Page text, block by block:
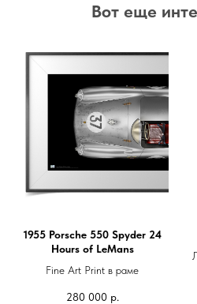
Вот еще
1955 Porsche 550 Spyder 24
Hours of LeMans
Fine Art Print в раме
280 000 р.